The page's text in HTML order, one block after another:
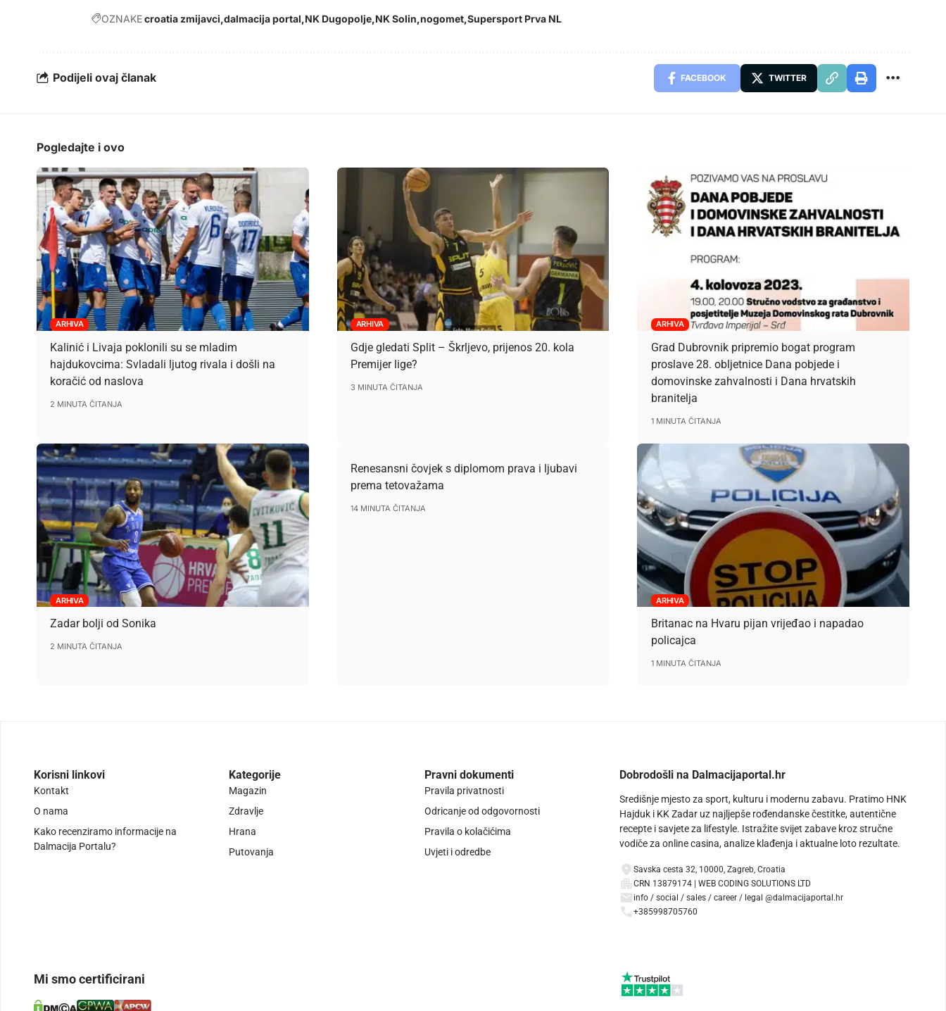
OZNAKEcroatia zmijavci dalmacija portal NK Dugopolje NK Solin nogomet Supersport Prva NL
Podijeli ovaj članak FACEBOOK TWITTER
Pogledajte i ovo
ARHIVA
Kalinić i Livaja poklonili su se mladim
hajdukovcima: Svladali ljutog rivala i došli na
koračić od naslova
2 MINUTA ČITANJA
ARHIVA
Gdje gledati Split – Škrljevo, prijenos 20. kola
Premijer lige?
3 MINUTA ČITANJA
ARHIVA
Grad Dubrovnik pripremio bogat program
proslave 28. obljetnice Dana pobjede i
domovinske zahvalnosti i Dana hrvatskih
branitelja
1 MINUTA ČITANJA
ARHIVA
Zadar bolji od Sonika
2 MINUTA ČITANJA
Renesansni čovjek s diplomom prava i ljubavi
prema tetovažama
14 MINUTA ČITANJA
ARHIVA
Britanac na Hvaru pijan vrijeđao i napadao
policajca
1 MINUTA ČITANJA
Korisni linkovi
Kontakt
O nama
Kako recenziramo informacije na
Dalmacija Portalu?
Kategorije
Magazin
Zdravlje
Hrana
Putovanja
Pravni dokumenti
Pravila privatnosti
Odricanje od odgovornosti
Pravila o kolačićima
Uvjeti i odredbe
Dobrodošli na Dalmacijaportal.hr
Središnje mjesto za sport, kulturu i modernu zabavu. Pratimo HNK
Hajduk i KK Zadar uz najljepše rođendanske čestitke, autentične
recepte i savjete za lifestyle. Istražite svijet zabave kroz stručne
vodiče za online casina, analize klađenja i aktualne loto rezultate.
Savska cesta 32, 10000, Zagreb, Croatia
CRN 13879174 | WEB CODING SOLUTIONS LTD
info / social / sales / career / legal @dalmacijaportal.hr
+385998705760
Mi smo certificirani